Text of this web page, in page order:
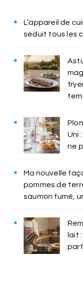
L’appareil de
séduit tous les
Uni
ne
Ma nouvelle
pommes de
saumon fumé,
lait